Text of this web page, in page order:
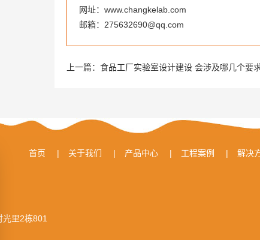
网址：www.changkelab.com
邮箱：275632690@qq.com
上一篇： 食品工厂实验室设计建设 会涉及哪几个要
首页 | 关于我们 | 产品中心 | 工程案例 | 解决
光里2栋801